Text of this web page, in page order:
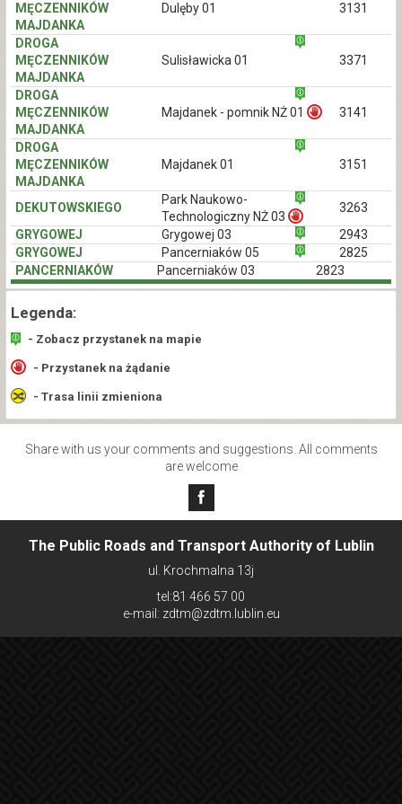
MĘCZENNIKÓW
MAJDANKA
Dulęby 01 3131
DROGA
MĘCZENNIKÓW
MAJDANKA
Sulisławicka 01 3371
DROGA
MĘCZENNIKÓW
MAJDANKA
Majdanek - pomnik NŻ 01 3141
DROGA
MĘCZENNIKÓW
MAJDANKA
Majdanek 01 3151
DEKUTOWSKIEGO
Park Naukowo-
Technologiczny NŻ 03
3263
GRYGOWEJ
Grygowej 03
2943
GRYGOWEJ
Pancerniaków 05
2825
PANCERNIAKÓW
Pancerniaków 03 2823
Legenda:
- Zobacz przystanek na mapie
- Przystanek na żądanie
- Trasa linii zmieniona
Share with us your comments and suggestions. All comments
are welcome
The Public Roads and Transport Authority of Lublin
ul. Krochmalna 13j
tel:81 466 57 00
e-mail: zdtm@zdtm.lublin.eu